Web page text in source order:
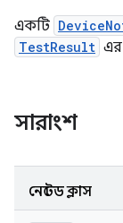
একটি
TestResult এর
সারাংশ
নেস্টেড ক্লাস